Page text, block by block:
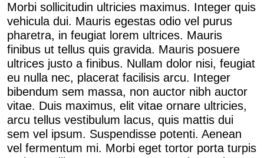
Morbi sollicitudin ultricies maximus. Integer quis
vehicula dui. Mauris egestas odio vel purus
pharetra, in feugiat lorem ultrices. Mauris
finibus ut tellus quis gravida. Mauris posuere
ultrices justo a finibus. Nullam dolor nisi, feugiat
eu nulla nec, placerat facilisis arcu. Integer
bibendum sem massa, non auctor nibh auctor
vitae. Duis maximus, elit vitae ornare ultricies,
arcu tellus vestibulum lacus, quis mattis dui
sem vel ipsum. Suspendisse potenti. Aenean
vel fermentum mi. Morbi eget tortor porta turpis